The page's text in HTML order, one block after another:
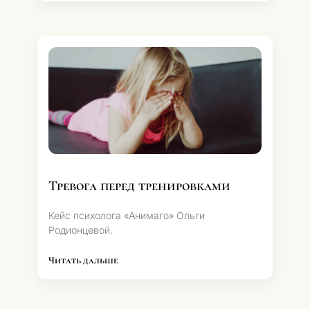
Тревога перед тренировками
Кейс психолога «Анимаго» Ольги
Родионцевой.
Читать дальше